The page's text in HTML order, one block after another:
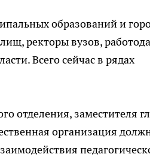
образований и
ректоры вузов,
Всего сейчас в рядах
отделения, заместителя
организация